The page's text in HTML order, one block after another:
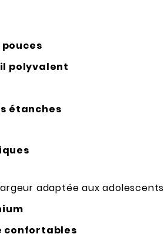
pouces
polyvalent
étanches
adaptée aux adolescents
confortables